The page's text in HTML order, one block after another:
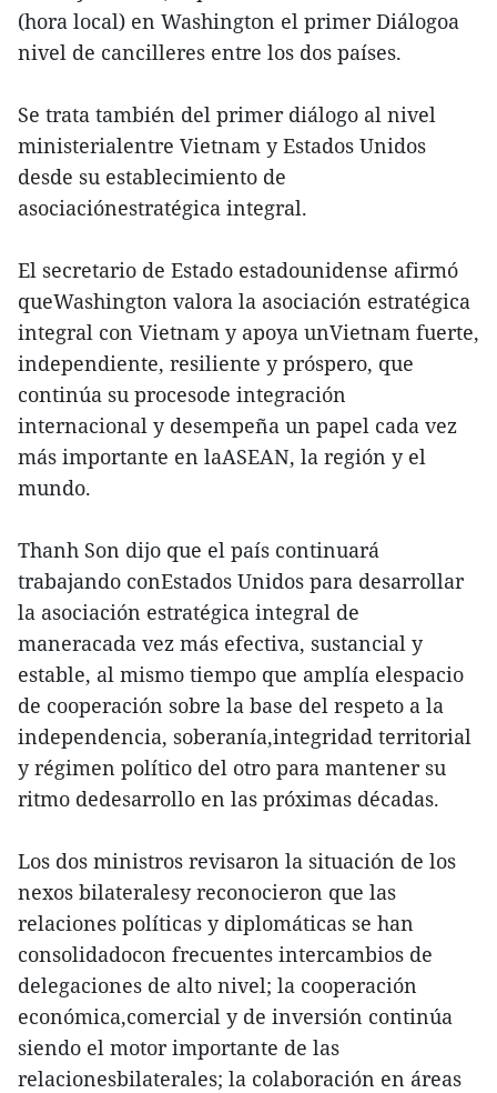
(hora local) en Washington el primer Diálogoa
nivel de cancilleres entre los dos países.
Se trata también del primer diálogo al nivel
ministerialentre Vietnam y Estados Unidos
desde su establecimiento de
asociaciónestratégica integral.
El secretario de Estado estadounidense afirmó
queWashington valora la asociación estratégica
integral con Vietnam y apoya unVietnam fuerte,
independiente, resiliente y próspero, que
continúa su procesode integración
internacional y desempeña un papel cada vez
más importante en laASEAN, la región y el
mundo.
Thanh Son dijo que el país continuará
trabajando conEstados Unidos para desarrollar
la asociación estratégica integral de
maneracada vez más efectiva, sustancial y
estable, al mismo tiempo que amplía elespacio
de cooperación sobre la base del respeto a la
independencia, soberanía,integridad territorial
y régimen político del otro para mantener su
ritmo dedesarrollo en las próximas décadas.
Los dos ministros revisaron la situación de los
nexos bilateralesy reconocieron que las
relaciones políticas y diplomáticas se han
consolidadocon frecuentes intercambios de
delegaciones de alto nivel; la cooperación
económica,comercial y de inversión continúa
siendo el motor importante de las
relacionesbilaterales; la colaboración en áreas